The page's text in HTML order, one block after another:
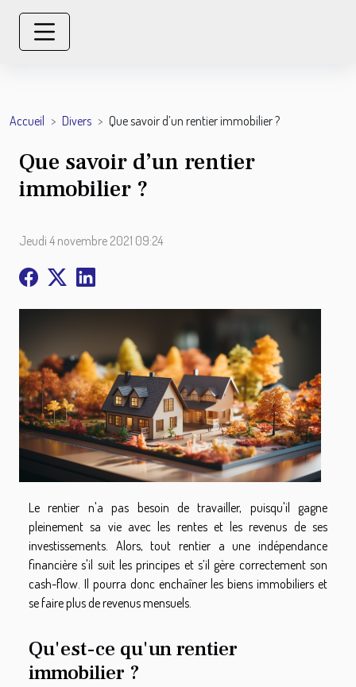
Accueil Divers Que savoir d’un rentier immobilier ?
Que savoir d’un rentier
immobilier ?
Jeudi 4 novembre 2021 09:24
Le rentier n'a pas besoin de travailler, puisqu'il gagne
pleinement sa vie avec les rentes et les revenus de ses
investissements. Alors, tout rentier a une indépendance
financière s'il suit les principes et s’il gère correctement son
cash-flow. Il pourra donc enchaîner les biens immobiliers et
se faire plus de revenus mensuels.
Qu'est-ce qu'un rentier
immobilier ?